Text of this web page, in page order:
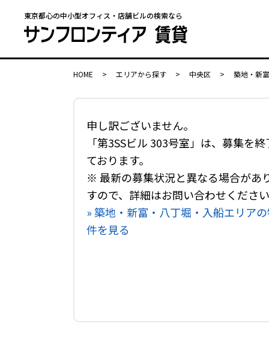
東京都心の中小型オフィス・店舗ビルの検索なら
HOME > エリアから探す > 中央区 > 築地・新
申し訳ございません。
「第3SSビル 303号室」は、募集を
ております。
※ 最新の募集状況と異なる場合があ
すので、詳細はお問い合わせくださ
» 築地・新富・八丁堀・入船エリア
件を見る